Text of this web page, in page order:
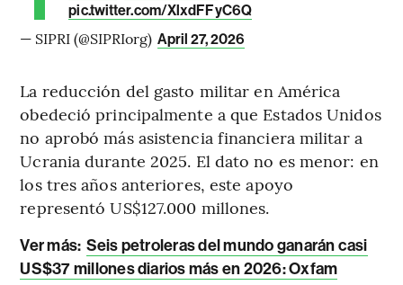
pic.twitter.com/XlxdFFyC6Q
— SIPRI (@SIPRIorg) April 27, 2026
La reducción del gasto militar en América
obedeció principalmente a que Estados Unidos
no aprobó más asistencia financiera militar a
Ucrania durante 2025. El dato no es menor: en
los tres años anteriores, este apoyo
representó US$127.000 millones.
Ver más: Seis petroleras del mundo ganarán casi
US$37 millones diarios más en 2026: Oxfam